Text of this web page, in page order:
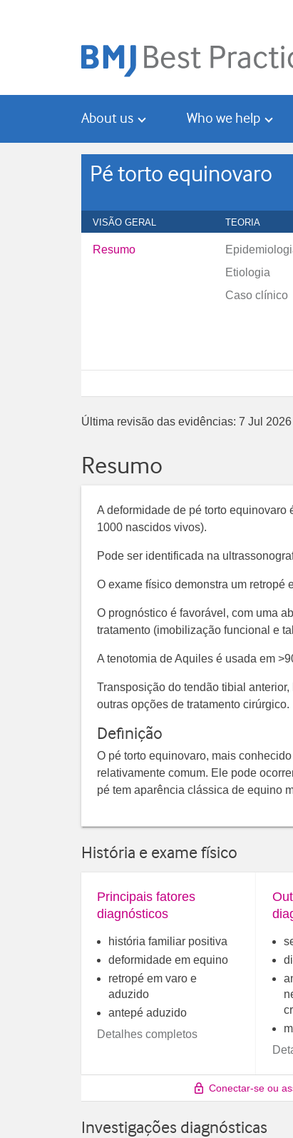
About us Who we help
Pé torto equinovaro
VISÃO GERAL TEORIA
Resumo
Etiologia
Caso clínico
Última revisão das evidências: 7 Jul 2026
Resumo
A deformidade de pé torto
1000 nascidos vivos).
Pode ser identificada na
O exame físico demonstra um retropé
O prognóstico é favorável, com uma
tratamento (imobilização funcional e
A tenotomia de Aquiles é usada em
Transposição do tendão tibial
outras opções de tratamento cirúrgico.
Definição
O pé torto equinovaro, mais
relativamente comum. Ele pode
pé tem aparência clássica de equino
História e exame físico
Principais fatores
diagnósticos
história familiar positiva
deformidade em equino
retropé em varo e
aduzido
antepé aduzido
Detalhes completos
Conectar-se ou
Investigações diagnósticas